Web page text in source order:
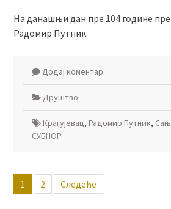
На данашњи дан пре 104 године
Радомир Путник.
Додај коментар
Друштво
Крагујевац, Радомир Путник,
СУБНОР
Пагинација
чланака
1 2 Следеће